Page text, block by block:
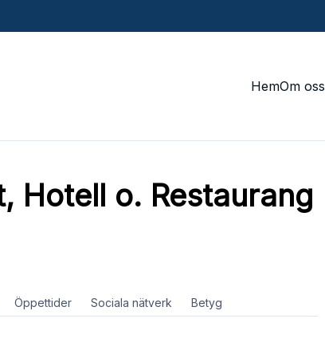
HemOm oss
Hotell o. Restaurang
Öppettider Sociala nätverk Betyg